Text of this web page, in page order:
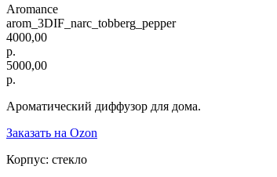
Aromance
arom_3DIF_narc_tobberg_pepper
4000,00
р.
5000,00
р.
Ароматический диффузор для дома.
Заказать на Ozon
Корпус: стекло